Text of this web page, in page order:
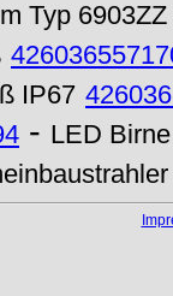
Typ 6903ZZ
IP67
- LED